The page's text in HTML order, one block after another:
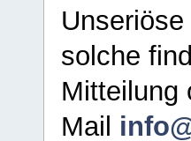
solche
Mitteilung
Mail